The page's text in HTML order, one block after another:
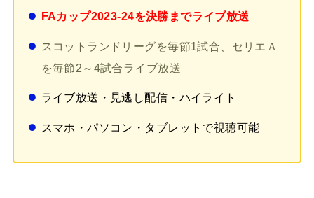
FAカップ2023-24を決勝までライブ放送
スコットランドリーグを毎節1試合、セリエＡ
を毎節2～4試合ライブ放送
ライブ放送・見逃し配信・ハイライト
スマホ・パソコン・タブレットで視聴可能